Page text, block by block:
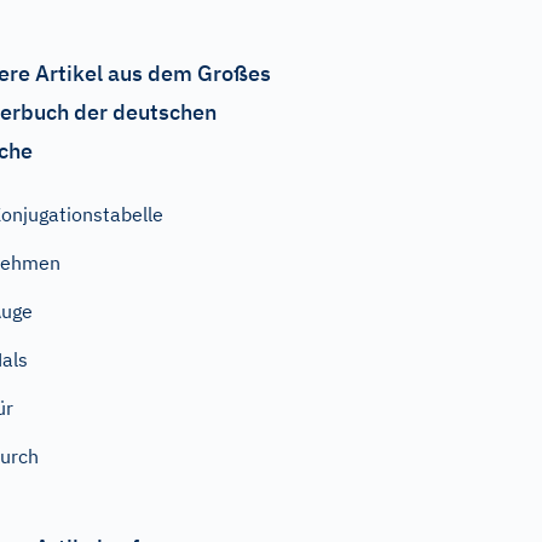
Artikel aus dem Großes
der deutschen